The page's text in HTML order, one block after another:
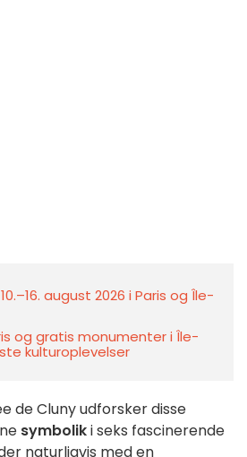
august 2026 i Paris og Île-
og gratis monumenter i Île-
kulturoplevelser
de Cluny udforsker disse
symboliki seks fascinerende
naturligvis med en